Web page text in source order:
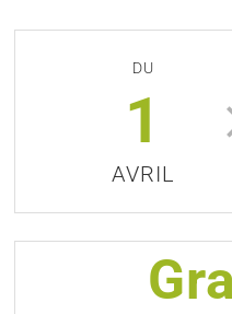
DU
1
AVRIL